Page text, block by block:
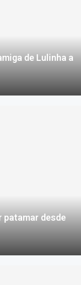
de Lulinha a
patamar desde